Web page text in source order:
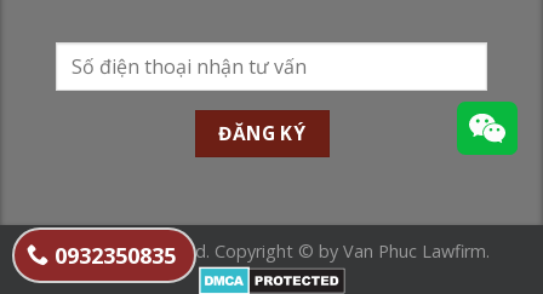
All Rights Reserved. Copyright © by Van Phuc Lawfirm.
0932350835